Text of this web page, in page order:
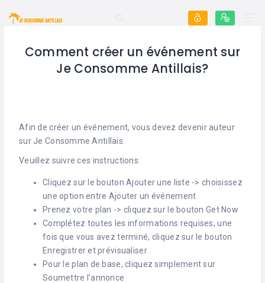
Comment créer un événement sur
Je Consomme Antillais?
Afin de créer un événement, vous devez devenir auteur
sur Je Consomme Antillais.
Veuillez suivre ces instructions:
Cliquez sur le bouton Ajouter une liste -> choisissez
une option entre Ajouter un événement
Prenez votre plan -> cliquez sur le bouton Get Now
Complétez toutes les informations requises, une
fois que vous avez terminé, cliquez sur le bouton
Enregistrer et prévisualiser
Pour le plan de base, cliquez simplement sur
Soumettre l’annonce